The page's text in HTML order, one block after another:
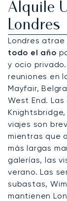
Alquile
Londres
Londres atrae
todo el año
y ocio
reuniones en
Mayfair,
West End.
viajes son
mientras que
más largas
galerías, las
verano. Las
subastas,
mantienen